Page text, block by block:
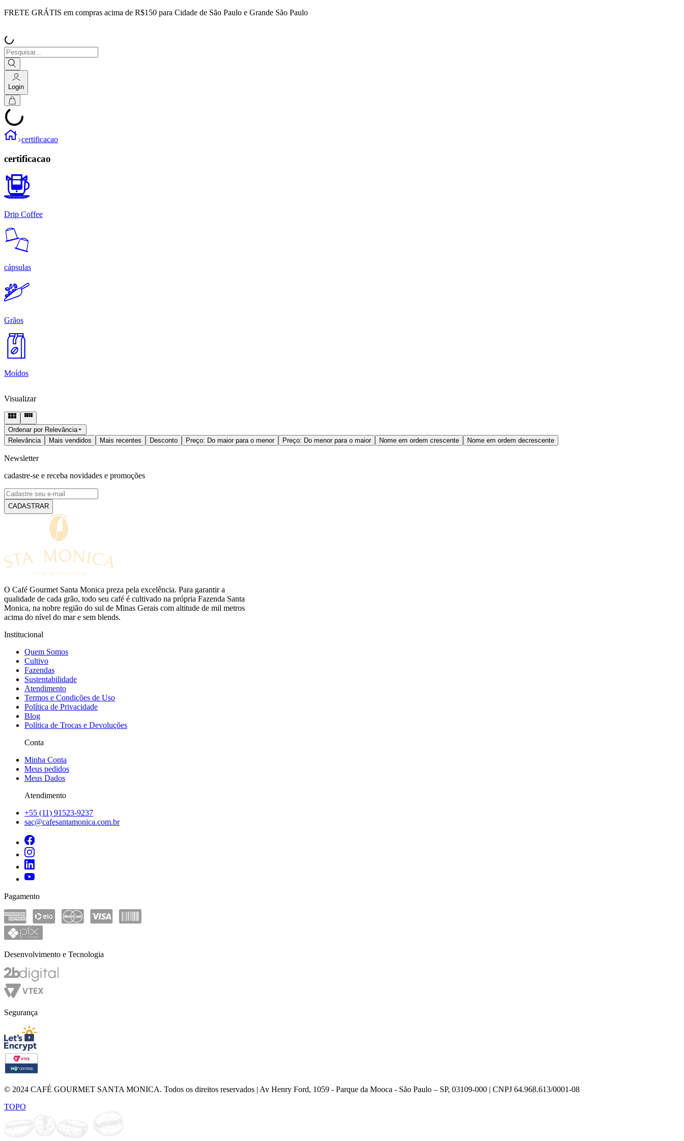
FRETE GRÁTIS em compras acima de R$150 para Cidade de São Paulo e Grande São Paulo
Login
certificacao
certificacao
Drip Coffee
cápsulas
Grãos
Moídos
Visualizar
Ordenar por Relevância
Relevância
Mais vendidos Mais recentes Desconto Preço: Do maior para o menor Preço: Do menor para o maior Nome em ordem crescente Nome em ordem decrescente
Newsletter
cadastre-se e receba novidades e promoções
CADASTRAR
O Café Gourmet Santa Monica preza pela excelência. Para garantir a
qualidade de cada grão, todo seu café é cultivado na própria Fazenda Santa
Monica, na nobre região do sul de Minas Gerais com altitude de mil metros
acima do nível do mar e sem blends.
Institucional
Quem Somos
Cultivo
Fazendas
Sustentabilidade
Atendimento
Termos e Condições de Uso
Política de Privacidade
Blog
Política de Trocas e Devoluções
Conta
Minha Conta
Meus pedidos
Meus Dados
Atendimento
+55 (11) 91523-9237
sac@cafesantamonica.com.br
Pagamento
Desenvolvimento e Tecnologia
Segurança
© 2024 CAFÉ GOURMET SANTA MONICA. Todos os direitos reservados | Av Henry Ford, 1059 - Parque da Mooca - São Paulo – SP, 03109-000 | CNPJ 64.968.613/0001-08
TOPO